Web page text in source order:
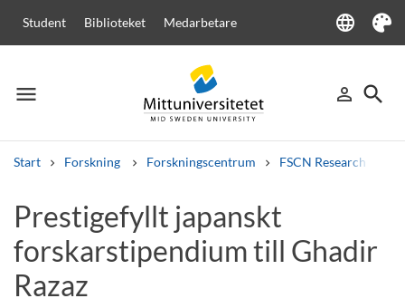
Student Biblioteket Medarbetare language
Language
Tema
menu
Meny person_outline
Logga in
search
Sök
Start Forskning Forskningscentrum FSCN Research
Andra söktjänster
Kurser och programKursplaner Välkomstbrev Personal
Lediga jobb
Prestigefyllt japanskt
forskarstipendium till Ghadir
Razaz